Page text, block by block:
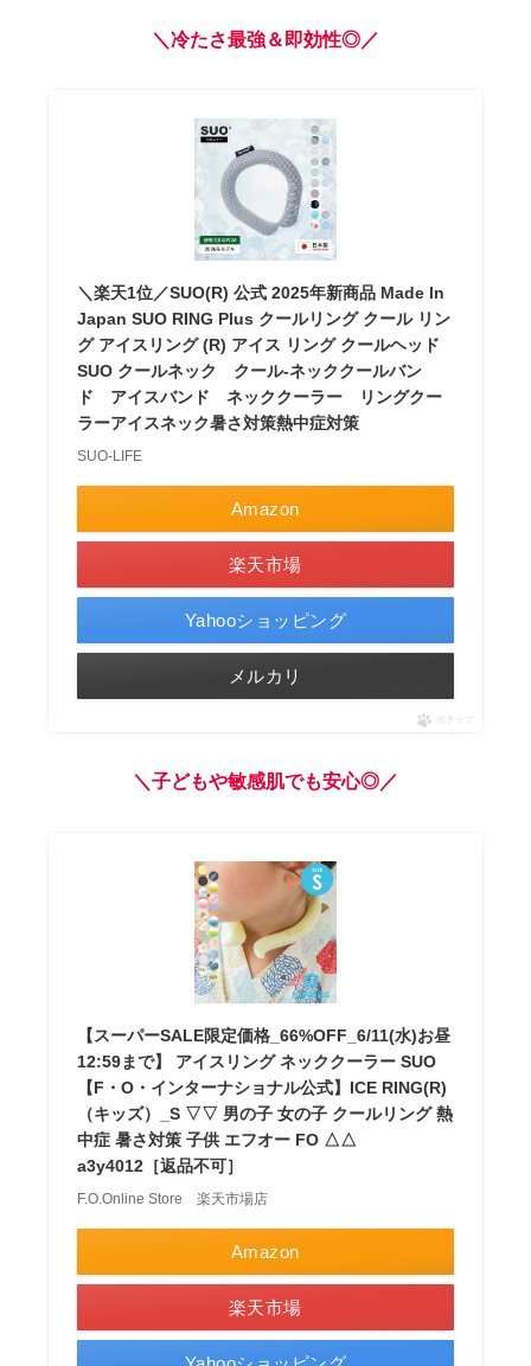
＼冷たさ最強＆即効性◎／
＼楽天1位／SUO(R) 公式 2025年新商品 Made ln
Japan SUO RING Plus クールリング クール リン
グ アイスリング (R) アイス リング クールヘッド
SUO クールネック クール-ネッククールバン
ド アイスバンド ネッククーラー リングクー
ラーアイスネック暑さ対策熱中症対策
SUO-LIFE
Amazon
楽天市場
Yahooショッピング
メルカリ
ポチップ
＼子どもや敏感肌でも安心◎／
【スーパーSALE限定価格_66%OFF_6/11(水)お昼
12:59まで】 アイスリング ネッククーラー SUO
【F・O・インターナショナル公式】ICE RING(R)
（キッズ）_S ▽▽ 男の子 女の子 クールリング 熱
中症 暑さ対策 子供 エフオー FO △△
a3y4012［返品不可］
F.O.Online Store 楽天市場店
Amazon
楽天市場